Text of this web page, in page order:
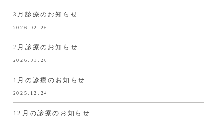
3月診療のお知らせ
2026.02.26
2月診療のお知らせ
2026.01.26
1月の診療のお知らせ
2025.12.24
12月の診療のお知らせ